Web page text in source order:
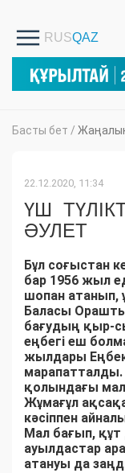
Басты бет /
22.12.2020, 11:34
ҮШ
ӘУЛЕТ
Бұл соғыстан
бар 1956 жыл
шопан
Баласы
бағудың қыр-
еңбегі еш
жылдары
марапатталды.
қолындағы
Жұмағұл
кәсіппен
Мал бағып,
ауылдастар
атануы да